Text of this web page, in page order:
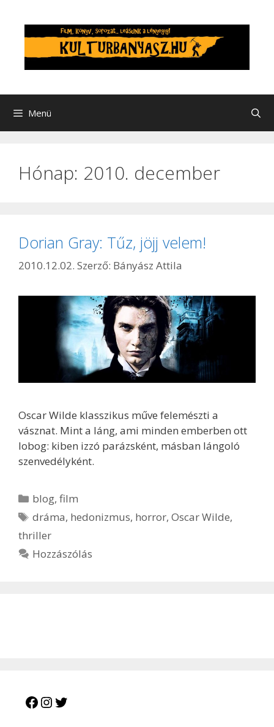
tartalomba
Menü
Hónap: 2010. december
Dorian Gray: Tűz, jöjj velem!
2010.12.02. Szerző: Bányász Attila
Oscar Wilde klasszikus műve felemészti a
vásznat. Mint a láng, ami minden emberben ott
lobog: kiben izzó parázsként, másban lángoló
szenvedélyként.
Kategória
blog,film
Címkék
dráma, hedonizmus, horror,Oscar Wilde,
thriller
Hozzászólás
Facebook
Instagram